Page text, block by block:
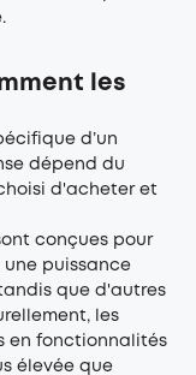
les
d’un
dépend du
d'acheter et
conçues pour
une puissance
que d'autres
les
en fonctionnalités
élevée que